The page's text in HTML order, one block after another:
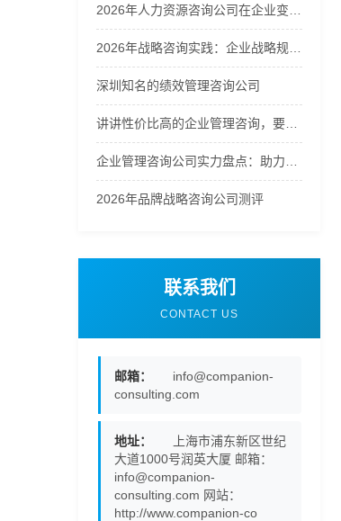
深圳知名的绩效管理咨询公司
2026年品牌战略咨询公司测评
联系我们
CONTACT US
邮箱：
info@companion-
consulting.com
地址：
上海市浦东新区世纪
大道1000号润英大厦 邮箱：
info@companion-
consulting.com 网站：
http://www.companion-co